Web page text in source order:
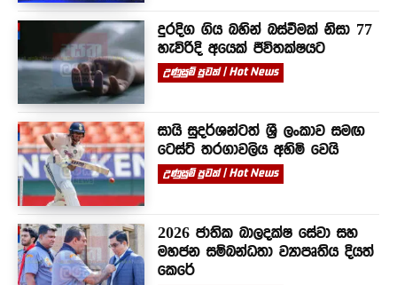
දුරදිග ගිය බහින් බස්වීමක් නිසා 77
හැවිරිදි අයෙක් ජීවිතක්ෂයට
උණුසුම් පුවත් | Hot News
සායි සුදර්ශන්ටත් ශ්‍රී ලංකාව සමඟ
ටෙස්ට් තරගාවලිය අහිමි වෙයි
උණුසුම් පුවත් | Hot News
2026 ජාතික බාලදක්ෂ සේවා සහ
මහජන සම්බන්ධතා ව්‍යාපෘතිය දියත්
කෙරේ